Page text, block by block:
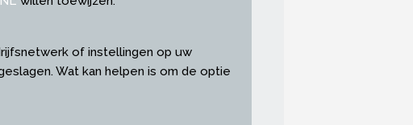
of instellingen op uw
Wat kan helpen is om de optie